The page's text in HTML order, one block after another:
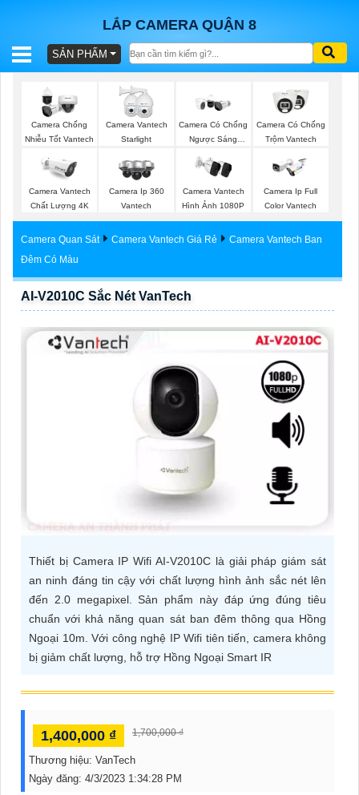
LẮP CAMERA QUẬN 8
BÁO
TRỌN
GÓI
SẢN
TƯ
LẮP
VẤN
SẢN PHẨM
Camera Chống
Nhiễu Tốt Vantech
Camera Vantech
Starlight
Camera Có Chống
Ngược Sáng
Camera Có Chống
Trộm Vantech
Camera Vantech
Chất Lượng 4K
Camera Ip 360
Vantech
Camera Vantech
Hình Ảnh 1080P
Camera Ip Full
Color Vantech
Camera Quan Sát Camera Vantech Giá Rẻ
Camera Vantech Ban
Đêm Có Màu
AI-V2010C Sắc Nét VanTech
Thiết bị Camera IP Wifi AI-V2010C là giải pháp giám sát
an ninh đáng tin cậy với chất lượng hình ảnh sắc nét lên
đến 2.0 megapixel. Sản phẩm này đáp ứng đúng tiêu
chuẩn với khả năng quan sát ban đêm thông qua Hồng
Ngoại 10m. Với công nghệ IP Wifi tiên tiến, camera không
bị giảm chất lượng, hỗ trợ Hồng Ngoại Smart IR
1,400,000 ₫ 1,700,000 ₫
Thương hiệu: VanTech
Ngày đăng: 4/3/2023 1:34:28 PM